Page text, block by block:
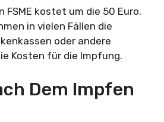
FSME kostet um die 50 Euro.
in vielen Fällen die
oder andere
Kosten für die Impfung.
Dem Impfen